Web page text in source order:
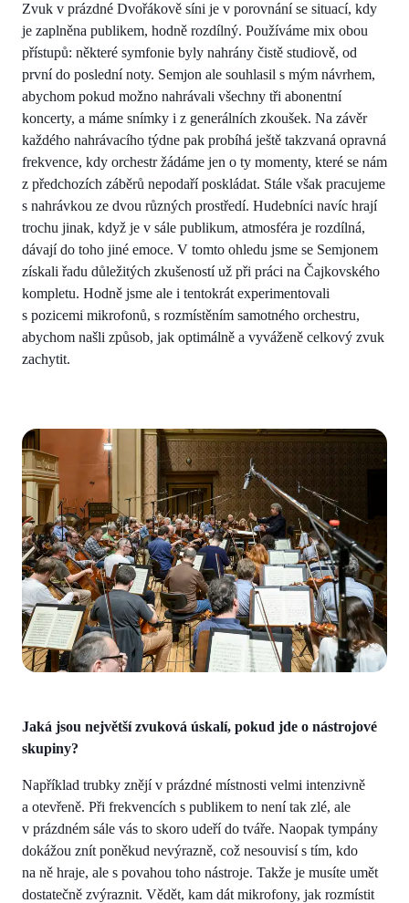
Zvuk v prázdné Dvořákově síni je v porovnání se situací, kdy
je zaplněna publikem, hodně rozdílný. Používáme mix obou
přístupů: některé symfonie byly nahrány čistě studiově, od
první do poslední noty. Semjon ale souhlasil s mým návrhem,
abychom pokud možno nahrávali všechny tři abonentní
koncerty, a máme snímky i z generálních zkoušek. Na závěr
každého nahrávacího týdne pak probíhá ještě takzvaná opravná
frekvence, kdy orchestr žádáme jen o ty momenty, které se nám
z předchozích záběrů nepodaří poskládat. Stále však pracujeme
s nahrávkou ze dvou různých prostředí. Hudebníci navíc hrají
trochu jinak, když je v sále publikum, atmosféra je rozdílná,
dávají do toho jiné emoce. V tomto ohledu jsme se Semjonem
získali řadu důležitých zkušeností už při práci na Čajkovského
kompletu. Hodně jsme ale i tentokrát experimentovali
s pozicemi mikrofonů, s rozmístěním samotného orchestru,
abychom našli způsob, jak optimálně a vyváženě celkový zvuk
zachytit.
Jaká jsou největší zvuková úskalí, pokud jde o nástrojové
skupiny?
Například trubky znějí v prázdné místnosti velmi intenzivně
a otevřeně. Při frekvencích s publikem to není tak zlé, ale
v prázdném sále vás to skoro udeří do tváře. Naopak tympány
dokážou znít poněkud nevýrazně, což nesouvisí s tím, kdo
na ně hraje, ale s povahou toho nástroje. Takže je musíte umět
dostatečně zvýraznit. Vědět, kam dát mikrofony, jak rozmístit